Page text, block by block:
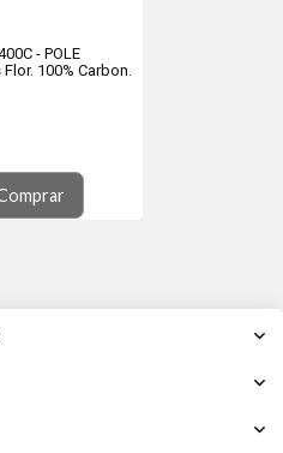
- POLE
100% Carbon.